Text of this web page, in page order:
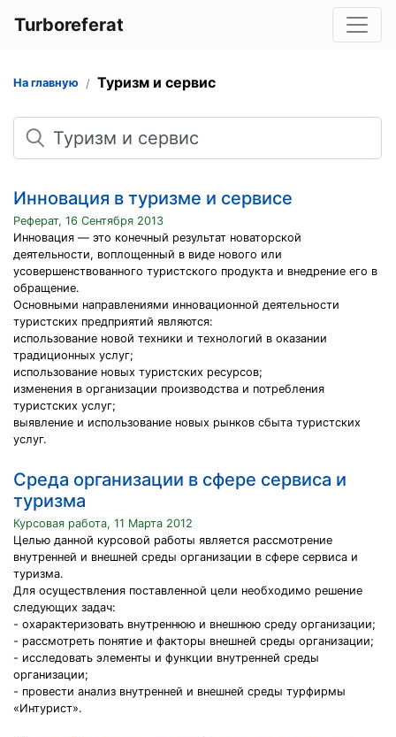
Turboreferat
На главную Туризм и сервис
Поиск
Инновация в туризме и сервисе
Реферат, 16 Сентября 2013
Инновация — это конечный результат новаторской
деятельности, воплощенный в виде нового или
усовершенствованного туристского продукта и внедрение его в
обращение.
Основными направлениями инновационной деятельности
туристских предприятий являются:
использование новой техники и технологий в оказании
традиционных услуг;
использование новых туристских ресурсов;
изменения в организации производства и потребления
туристских услуг;
выявление и использование новых рынков сбыта туристских
услуг.
Среда организации в сфере сервиса и
туризма
Курсовая работа, 11 Марта 2012
Целью данной курсовой работы является рассмотрение
внутренней и внешней среды организации в сфере сервиса и
туризма.
Для осуществления поставленной цели необходимо решение
следующих задач:
- охарактеризовать внутреннюю и внешнюю среду организации;
- рассмотреть понятие и факторы внешней среды организации;
- исследовать элементы и функции внутренней среды
организации;
- провести анализ внутренней и внешней среды турфирмы
«Интурист».